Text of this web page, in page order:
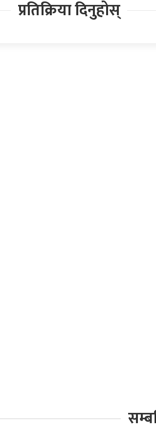
प्रतिक्रिया दिनुहोस्